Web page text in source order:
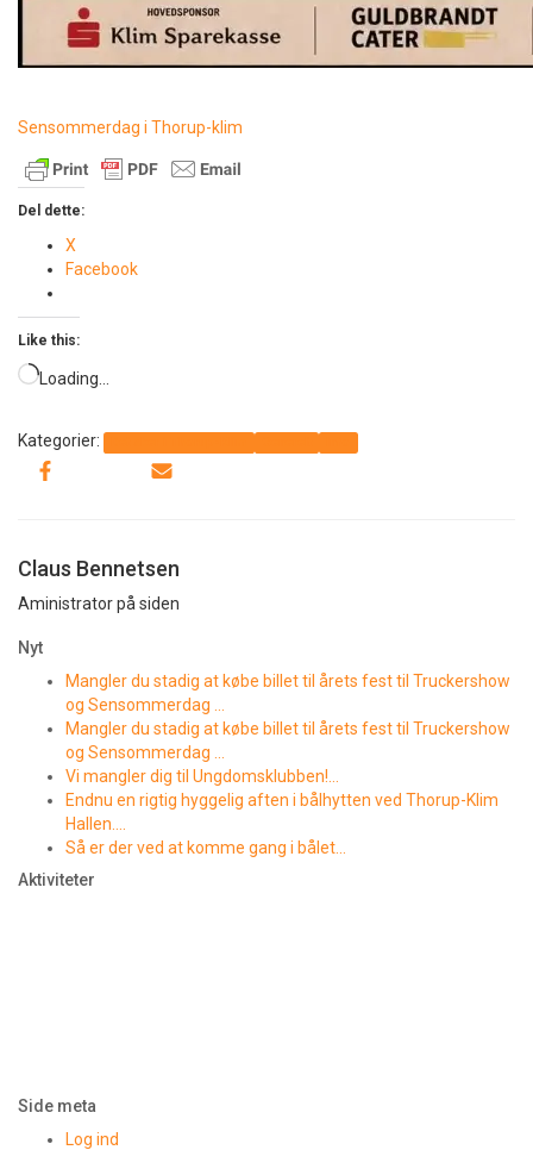
Sensommerdag i Thorup-klim
Del dette:
X
Facebook
Like this:
Loading…
Kategorier:
Claus Bennetsen
Aministrator på siden
Nyt
Mangler du stadig at købe billet til årets fest til Truckershow
og Sensommerdag …
Mangler du stadig at købe billet til årets fest til Truckershow
og Sensommerdag …
Vi mangler dig til Ungdomsklubben!…
Endnu en rigtig hyggelig aften i bålhytten ved Thorup-Klim
Hallen….
Så er der ved at komme gang i bålet…
Aktiviteter
Side meta
Log ind